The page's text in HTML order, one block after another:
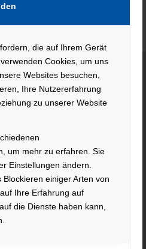
die auf Ihrem Gerät
Cookies, um uns
Websites besuchen,
Ihre Nutzererfahrung
zu unserer Website
um mehr zu erfahren. Sie
Einstellungen ändern.
einiger Arten von
Ihre Erfahrung auf
die Dienste haben kann,